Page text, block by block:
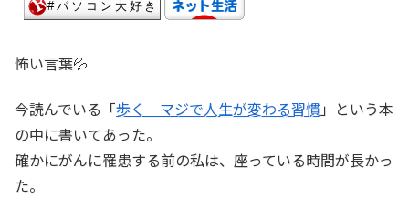
怖い言葉💦
今読んでいる「歩く マジで人生が変わる習慣」という本
の中に書いてあった。
確かにがんに罹患する前の私は、座っている時間が長かっ
た。